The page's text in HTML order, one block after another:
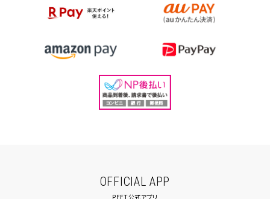
OFFICIAL APP
PEET公式アプリ